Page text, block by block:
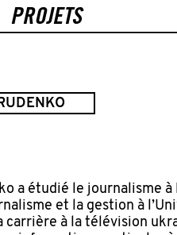
PROJETS
a étudié le journalisme
et la gestion à
carrière à la télévision